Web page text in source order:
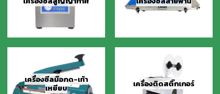
เครื่องซีลมือกด-เท้า
เหยียบ เครื่องติดสติ๊กเกอร์